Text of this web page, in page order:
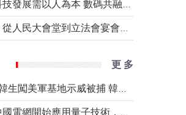
更 多